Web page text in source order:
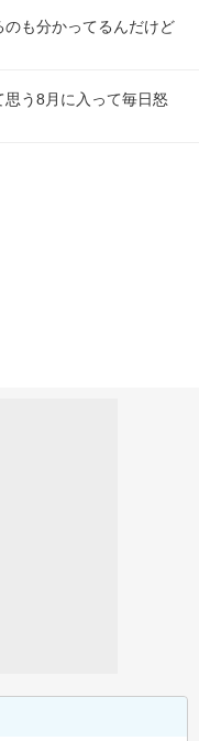
も分かってるんだけど
う8月に入って毎日怒